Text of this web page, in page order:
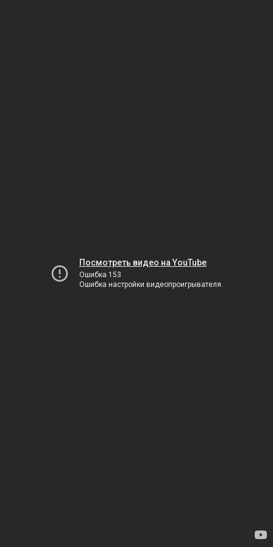
Посмотреть видео на YouTube
Ошибка 153
Ошибка настройки видеопроигрывателя.